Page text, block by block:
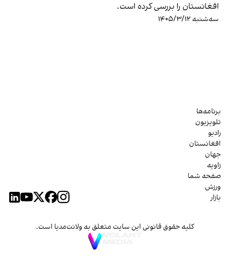
افغانستان را بررسی کرده است.
سه‌شنبه ۱۴۰۵/۳/۱۲
برنامه‌ها
تلویزیون
رادیو
افغانستان
جهان
زاویه
صفحه شما
ورزش
بازار
کلیه حقوق قانونی این سایت متعلق به ولانت‌مدیا است.